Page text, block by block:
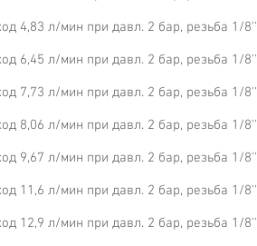
4,83 л/мин при давл. 2 бар, резьба 1/8''
6,45 л/мин при давл. 2 бар, резьба 1/8''
7,73 л/мин при давл. 2 бар, резьба 1/8''
8,06 л/мин при давл. 2 бар, резьба 1/8''
9,67 л/мин при давл. 2 бар, резьба 1/8''
11,6 л/мин при давл. 2 бар, резьба 1/8''
12,9 л/мин при давл. 2 бар, резьба 1/8''